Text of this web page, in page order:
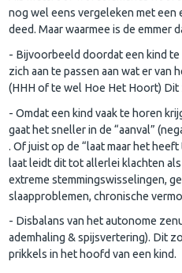
nog wel eens vergeleken met een
deed. Maar waarmee is de emmer
- Bijvoorbeeld doordat een kind
zich aan te passen aan wat er van
(HHH of te wel Hoe Het Hoort)
- Omdat een kind vaak te horen
gaat het sneller in de “aanval”
. Of juist op de “laat maar het
laat leidt dit tot allerlei klachten
extreme stemmingswisselingen,
slaapproblemen, chronische
- Disbalans van het autonome
ademhaling & spijsvertering). Dit
prikkels in het hoofd van een kind.